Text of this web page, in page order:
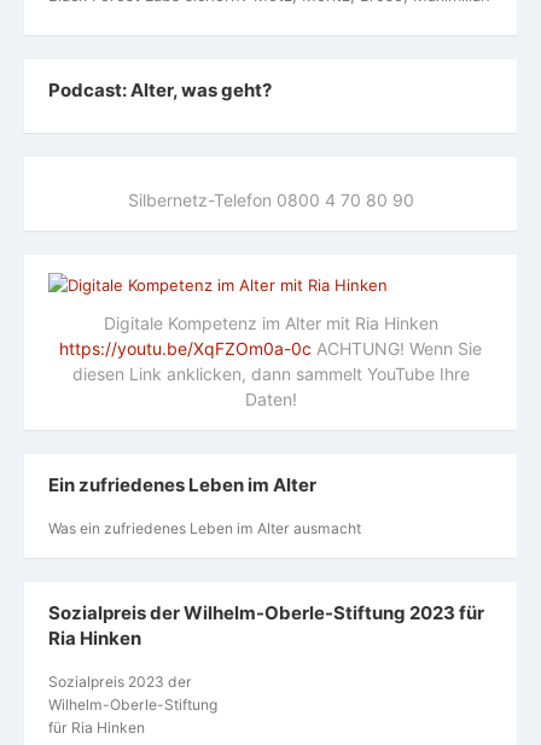
Podcast: Alter, was geht?
Silbernetz-Telefon 0800 4 70 80 90
Digitale Kompetenz im Alter mit Ria Hinken
https://youtu.be/XqFZOm0a-0c ACHTUNG! Wenn Sie
diesen Link anklicken, dann sammelt YouTube Ihre
Daten!
Ein zufriedenes Leben im Alter
Was ein zufriedenes Leben im Alter ausmacht
Sozialpreis der Wilhelm-Oberle-Stiftung 2023 für
Ria Hinken
Sozialpreis 2023 der
Wilhelm-Oberle-Stiftung
für Ria Hinken